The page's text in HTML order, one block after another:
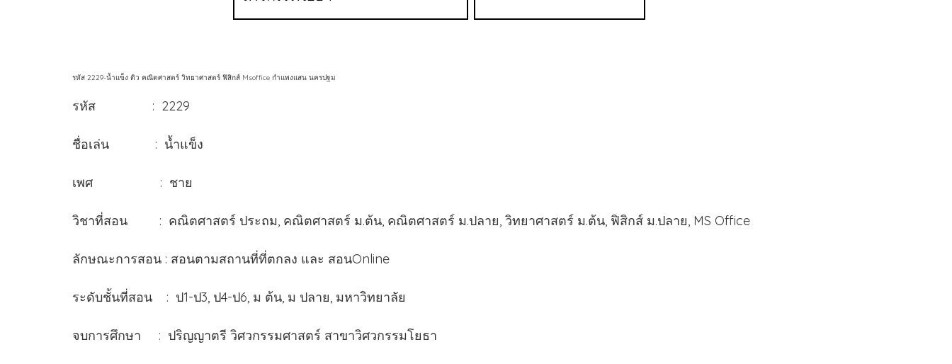
รหัส 2229-น้ำแข็ง ติว คณิตศาสตร์ วิทยาศาสตร์ ฟิสิกส์ Msoffice กำแพงแสน นครปฐม
รหัส : 2229
ชื่อเล่น : น้ำแข็ง
เพศ : ชาย
วิชาที่สอน : คณิตศาสตร์ ประถม, คณิตศาสตร์ ม.ต้น, คณิตศาสตร์ ม.ปลาย, วิทยาศาสตร์ ม.ต้น, ฟิสิกส์ ม.ปลาย, MS Office
ลักษณะการสอน : สอนตามสถานที่ที่ตกลง และ สอนOnline
ระดับชั้นที่สอน : ป1-ป3, ป4-ป6, ม ต้น, ม ปลาย, มหาวิทยาลัย
จบการศึกษา : ปริญญาตรี วิศวกรรมศาสตร์ สาขาวิศวกรรมโยธา